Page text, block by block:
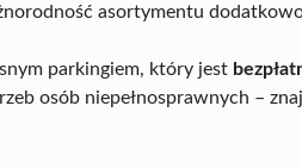
asortymentu
parkingiem, który jest
osób niepełnosprawnych –